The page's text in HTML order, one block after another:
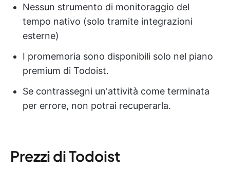
Nessun strumento di monitoraggio del
tempo nativo (solo tramite integrazioni
esterne)
I promemoria sono disponibili solo nel piano
premium di Todoist.
Se contrassegni un'attività come terminata
per errore, non potrai recuperarla.
Prezzi di Todoist